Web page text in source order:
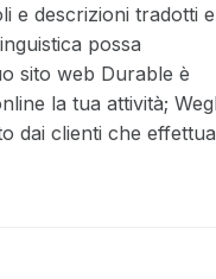
e descrizioni tradotti
possa
sito web Durable è
la tua attività;
dai clienti che